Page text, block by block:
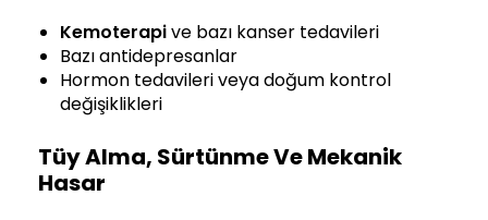
Kemoterapive bazı kanser tedavileri
Bazı antidepresanlar
Hormon tedavileri veya doğum kontrol
değişiklikleri
Tüy Alma, Sürtünme Ve Mekanik
Hasar